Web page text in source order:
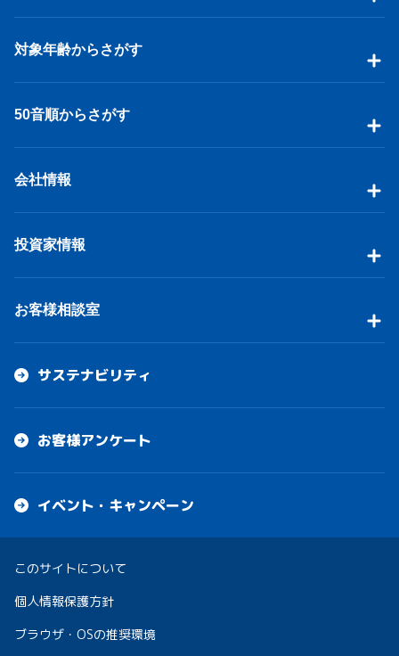
対象年齢からさがす
50音順からさがす
会社情報
投資家情報
お客様相談室
サステナビリティ
お客様アンケート
イベント・キャンペーン
このサイトについて
個人情報保護方針
ブラウザ・OSの推奨環境